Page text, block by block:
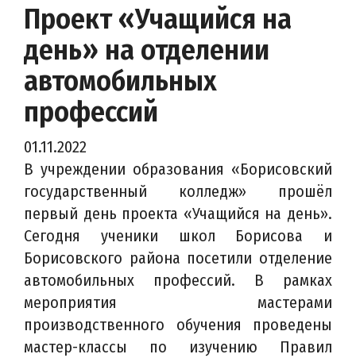
Проект «Учащийся на
день» на отделении
автомобильных
профессий
01.11.2022
В учреждении образования «Борисовский
государственный колледж» прошёл
первый день проекта «Учащийся на день».
Сегодня ученики школ Борисова и
Борисовского района посетили отделение
автомобильных профессий. В рамках
мероприятия мастерами
производственного обучения проведены
мастер-классы по изучению Правил